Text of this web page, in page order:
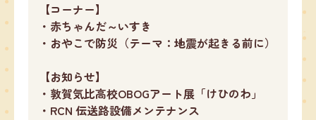
【コーナー】
・赤ちゃんだ～いすき
・おやこで防災（テーマ：地震が起きる前に）
【お知らせ】
・敦賀気比高校OBOGアート展「けひのわ」
・RCN 伝送路設備メンテナンス